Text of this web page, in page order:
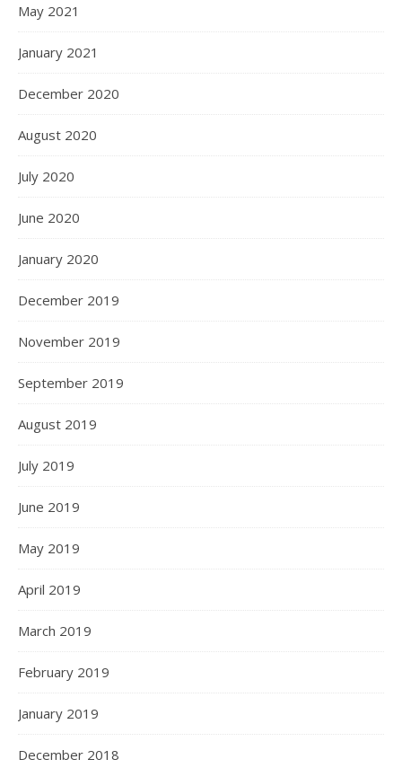
May 2021
January 2021
December 2020
August 2020
July 2020
June 2020
January 2020
December 2019
November 2019
September 2019
August 2019
July 2019
June 2019
May 2019
April 2019
March 2019
February 2019
January 2019
December 2018